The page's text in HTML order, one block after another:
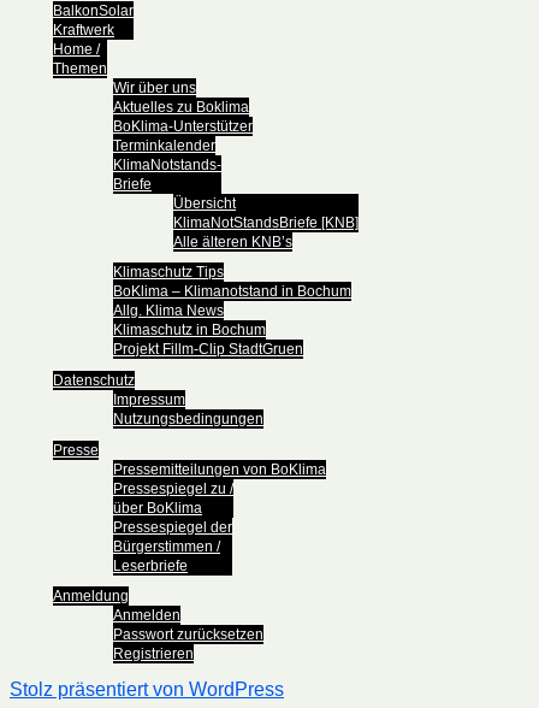
BalkonSolar
Kraftwerk
Home /
Themen
Wir über uns
Aktuelles zu Boklima
BoKlima-Unterstützer
Terminkalender
KlimaNotstands-
Briefe
Übersicht
KlimaNotStandsBriefe [KNB]
Alle älteren KNB’s
Klimaschutz Tips
BoKlima – Klimanotstand in Bochum
Allg. Klima News
Klimaschutz in Bochum
Projekt Fillm-Clip StadtGruen
Datenschutz
Impressum
Nutzungsbedingungen
Presse
Pressemitteilungen von BoKlima
Pressespiegel zu /
über BoKlima
Pressespiegel der
Bürgerstimmen /
Leserbriefe
Anmeldung
Anmelden
Passwort zurücksetzen
Registrieren
Stolz präsentiert von WordPress